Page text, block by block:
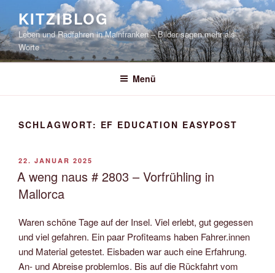
springen
KITZIBLOG
Leben und Radfahren in Mainfranken – Bilder sagen mehr als
Worte
Menü
SCHLAGWORT: EF EDUCATION EASYPOST
VERÖFFENTLICHT
AM
22. JANUAR 2025
A weng naus # 2803 – Vorfrühling in
Mallorca
Waren schöne Tage auf der Insel. Viel erlebt, gut gegessen
und viel gefahren. Ein paar Profiteams haben Fahrer.innen
und Material getestet. Eisbaden war auch eine Erfahrung.
An- und Abreise problemlos. Bis auf die Rückfahrt vom